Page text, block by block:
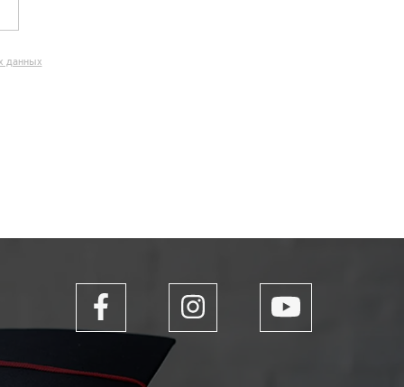
данных